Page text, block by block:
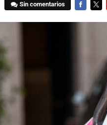
Sin comentarios